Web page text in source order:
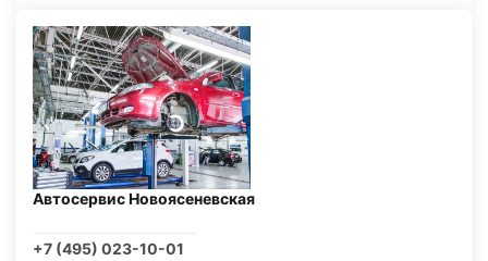
Автосервис Новоясеневская
+7 (495) 023-10-01